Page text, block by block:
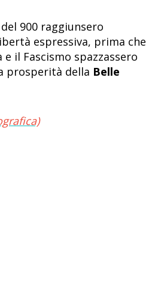
900 raggiunsero
espressiva, prima che
e il Fascismo spazzassero
prosperità della Belle